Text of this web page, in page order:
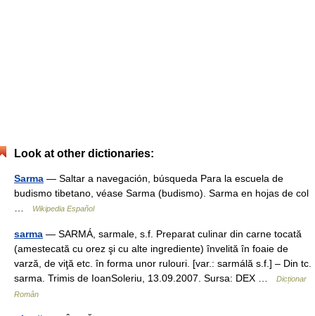
Look at other dictionaries:
Sarma — Saltar a navegación, búsqueda Para la escuela de
budismo tibetano, véase Sarma (budismo). Sarma en hojas de col
Wikipedia Español
sarma — SARMÁ, sarmale, s.f. Preparat culinar din carne tocată
(amestecată cu orez şi cu alte ingrediente) învelită în foaie de
varză, de viţă etc. în forma unor rulouri. [var.: sarmálă s.f.] – Din tc.
sarma. Trimis de IoanSoleriu, 13.09.2007. Sursa: DEX …
Dicționar
Român